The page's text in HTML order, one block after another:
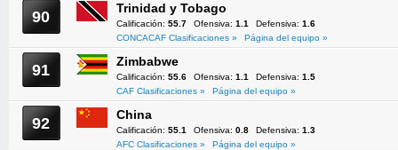
90 Trinidad y Tobago
Calificación: 55.7 Ofensiva: 1.1 Defensiva: 1.6
CONCACAF Clasificaciones »
Página del equipo »
91 Zimbabwe
Calificación: 55.6 Ofensiva: 1.1 Defensiva: 1.5
CAF Clasificaciones »
Página del equipo »
92 China
Calificación: 55.1 Ofensiva: 0.8 Defensiva: 1.3
AFC Clasificaciones »
Página del equipo »